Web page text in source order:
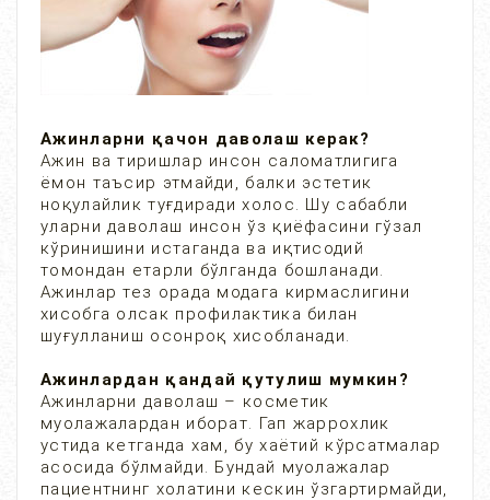
Ажинларни қачон даволаш керак?
Ажин ва тиришлар инсон саломатлигига
ёмон таъсир этмайди, балки эстетик
ноқулайлик туғдиради холос. Шу сабабли
уларни даволаш инсон ўз қиёфасини гўзал
кўринишини истаганда ва иқтисодий
томондан етарли бўлганда бошланади.
Ажинлар тез орада модага кирмаслигини
хисобга олсак профилактика билан
шуғулланиш осонроқ хисобланади.
Ажинлардан қандай қутулиш мумкин?
Ажинларни даволаш – косметик
муолажалардан иборат. Гап жаррохлик
устида кетганда хам, бу хаётий кўрсатмалар
асосида бўлмайди. Бундай муолажалар
пациентнинг холатини кескин ўзгартирмайди,